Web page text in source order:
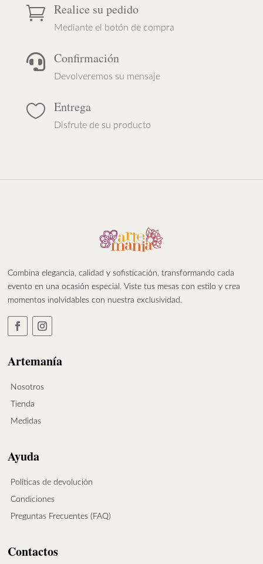
 Realice su pedido
Mediante el botón de compra
 Confirmación
Devolveremos su mensaje
 Entrega
Disfrute de su producto
Combina elegancia, calidad y sofisticación, transformando cada
evento en una ocasión especial. Viste tus mesas con estilo y crea
momentos inolvidables con nuestra exclusividad.
Artemanía
Nosotros
Tienda
Medidas
Ayuda
Políticas de devolución
Condiciones
Preguntas Frecuentes (FAQ)
Contactos